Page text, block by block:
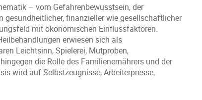
– vom Gefahrenbewusstsein, der
gesundheitlicher, finanzieller wie gesellschaftlicher
mit ökonomischen Einflussfaktoren.
erwiesen sich als
Leichtsinn, Spielerei, Mutproben,
die Rolle des Familienernährers und der
wird auf Selbstzeugnisse, Arbeiterpresse,